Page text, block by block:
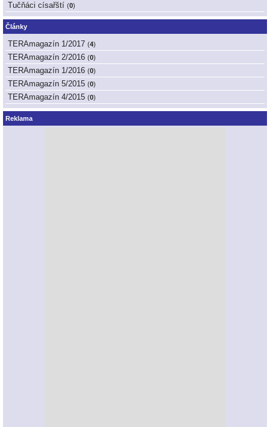
Tučňáci císařští (0)
Články
TERAmagazín 1/2017 (4)
TERAmagazín 2/2016 (0)
TERAmagazín 1/2016 (0)
TERAmagazín 5/2015 (0)
TERAmagazín 4/2015 (0)
Reklama